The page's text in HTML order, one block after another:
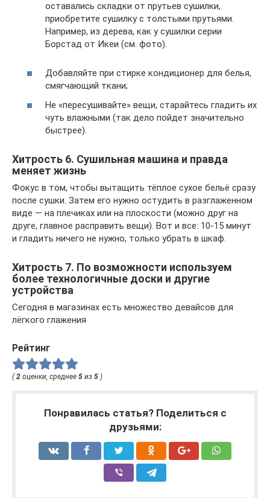
оставались складки от прутьев сушилки,
приобретите сушилку с толстыми прутьями.
Например, из дерева, как у сушилки серии
Борстад от Икеи (см. фото).
Добавляйте при стирке кондиционер для белья,
смягчающий ткани;
Не «пересушивайте» вещи, старайтесь гладить их
чуть влажными (так дело пойдет значительно
быстрее).
Хитрость 6. Сушильная машина и правда
меняет жизнь
Фокус в том, чтобы вытащить тёплое сухое бельё сразу
после сушки. Затем его нужно остудить в разглаженном
виде — на плечиках или на плоскости (можно друг на
друге, главное расправить вещи). Вот и все: 10-15 минут
и гладить ничего не нужно, только убрать в шкаф.
Хитрость 7. По возможности используем
более технологичные доски и другие
устройства
Сегодня в магазинах есть множество девайсов для
лёгкого глажения
Рейтинг
(2 оценки, среднее 5 из 5 )
Понравилась статья? Поделиться с
друзьями: